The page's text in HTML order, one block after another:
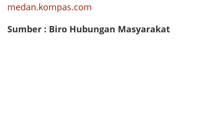
medan.kompas.com
Sumber : Biro Hubungan Masyarakat